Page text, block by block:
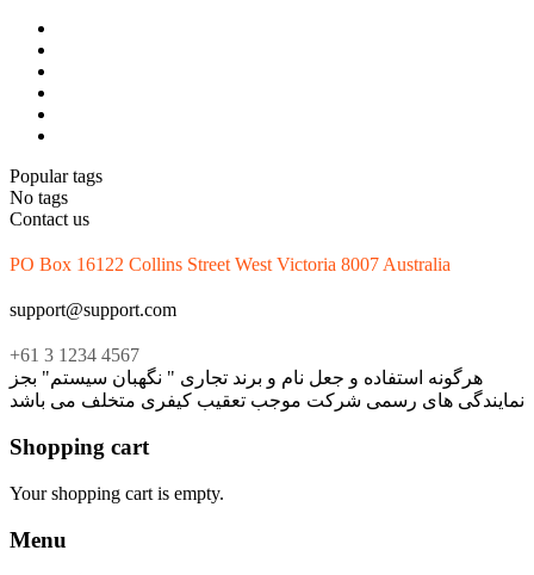
Popular tags
No tags
Contact us
PO Box 16122 Collins Street West Victoria 8007 Australia
support@support.com
+61 3 1234 4567
هرگونه استفاده و جعل نام و برند تجاری " نگهبان سیستم" بجز
نمایندگی های رسمی شرکت موجب تعقیب کیفری متخلف می باشد
Shopping cart
Your shopping cart is empty.
Menu